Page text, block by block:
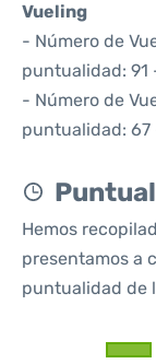
Vueling
- Número de
puntualidad: 91
- Número de
puntualidad: 67
Hemos
presentamos a
puntualidad de